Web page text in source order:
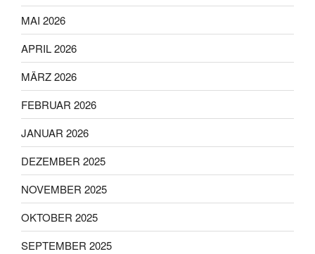
MAI 2026
APRIL 2026
MÄRZ 2026
FEBRUAR 2026
JANUAR 2026
DEZEMBER 2025
NOVEMBER 2025
OKTOBER 2025
SEPTEMBER 2025